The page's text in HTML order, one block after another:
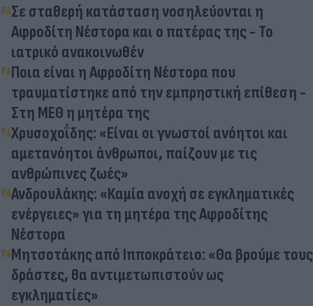
Σε σταθερή κατάσταση νοσηλεύονται η
Αφροδίτη Νέστορα και ο πατέρας της - Το
ιατρικό ανακοινωθέν
Ποια είναι η Αφροδίτη Νέστορα που
τραυματίστηκε από την εμπρηστική επίθεση -
Στη ΜΕΘ η μητέρα της
Χρυσοχοΐδης: «Είναι οι γνωστοί ανόητοι και
αμετανόητοι άνθρωποι, παίζουν με τις
ανθρώπινες ζωές»
Ανδρουλάκης: «Καμία ανοχή σε εγκληματικές
ενέργειες» για τη μητέρα της Αφροδίτης
Νέστορα
Μητσοτάκης από Ιπποκράτειο: «Θα βρούμε τους
δράστες, θα αντιμετωπιστούν ως
εγκληματίες»